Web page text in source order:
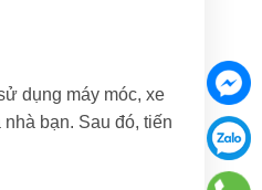
dụng máy móc, xe
bạn. Sau đó, tiến